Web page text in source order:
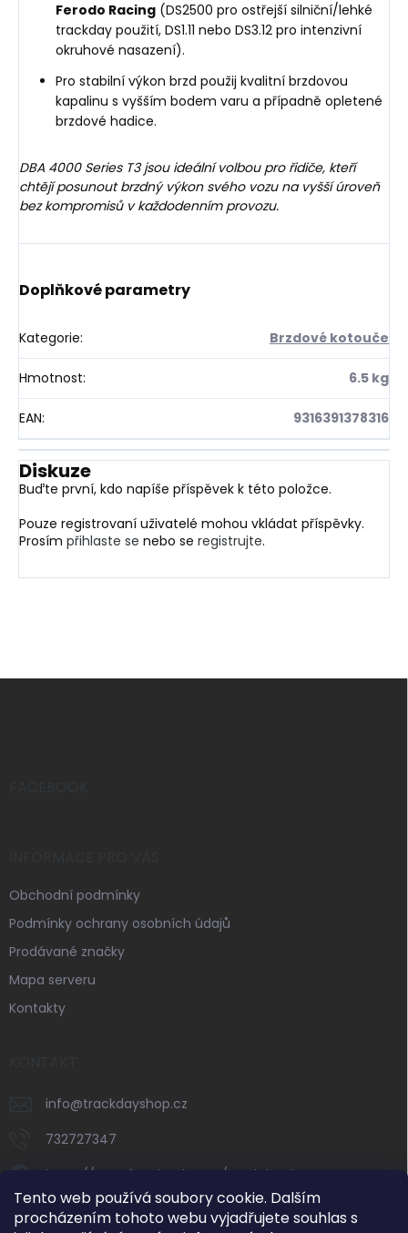
Tento web používá soubory cookie. Dalším
procházením tohoto webu vyjadřujete souhlas s
Ferodo Racing (DS2500 pro ostřejší silniční/lehké
trackday použití, DS1.11 nebo DS3.12 pro intenzivní
okruhové nasazení).
Pro stabilní výkon brzd použij kvalitní brzdovou
kapalinu s vyšším bodem varu a případně opletené
brzdové hadice.
DBA 4000 Series T3 jsou ideální volbou pro řidiče, kteří
chtějí posunout brzdný výkon svého vozu na vyšší úroveň
bez kompromisů v každodenním provozu.
Doplňkové parametry
Kategorie: Brzdové kotouče
Hmotnost: 6.5 kg
EAN: 9316391378316
Diskuze
Buďte první, kdo napíše příspěvek k této položce.
Pouze registrovaní uživatelé mohou vkládat příspěvky.
Prosím přihlaste se nebo se registrujte.
Obchodní podmínky
Podmínky ochrany osobních údajů
Prodávané značky
Mapa serveru
Kontakty
info@trackdayshop.cz
732727347
https://www.facebook.com/trackdayshop
trackdayshop